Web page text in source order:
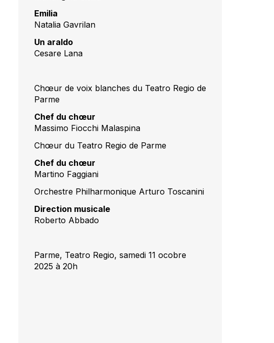
Emilia
Natalia Gavrilan
Un araldo
Cesare Lana
Chœur de voix blanches du Teatro Regio de
Parme
Chef du chœur
Massimo Fiocchi Malaspina
Chœur du Teatro Regio de Parme
Chef du chœur
Martino Faggiani
Orchestre Philharmonique Arturo Toscanini
Direction musicale
Roberto Abbado
Parme, Teatro Regio, samedi 11 ocobre
2025 à 20h